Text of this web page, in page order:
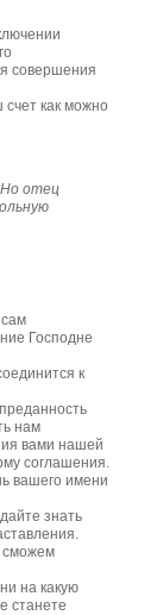
совершения
как можно
Но отец
Господне
к
нам
вами нашей
соглашения.
вашего имени
знать
сможем
на какую
станете